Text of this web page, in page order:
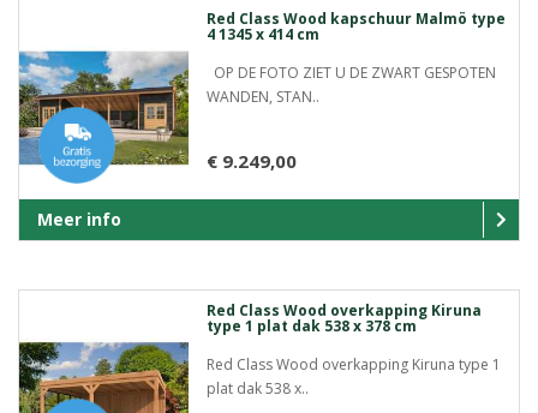
Red Class Wood kapschuur Malmö type
4 1345 x 414 cm
OP DE FOTO ZIET U DE ZWART GESPOTEN
WANDEN, STAN..
€ 9.249,00
Meer info
Red Class Wood overkapping Kiruna
type 1 plat dak 538 x 378 cm
Red Class Wood overkapping Kiruna type 1
plat dak 538 x..